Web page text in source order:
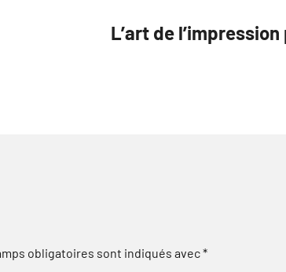
L’art de
obligatoires sont indiqués avec*